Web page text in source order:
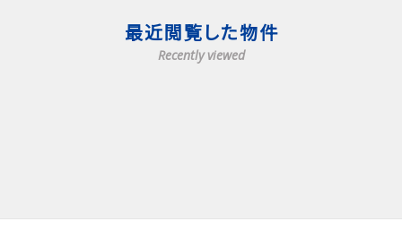
最近閲覧した物件
Recently viewed